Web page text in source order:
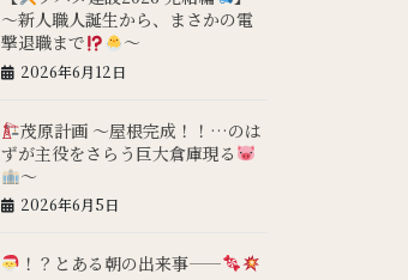
～新人職人誕生から、まさかの電
撃退職まで
～
2026年6月12日
茂原計画 ～屋根完成！！…のは
ずが主役をさらう巨大倉庫現る
～
2026年6月5日
！？とある朝の出来事——